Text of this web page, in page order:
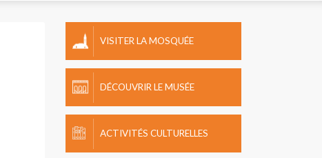
VISITER LA MOSQUÉE
DÉCOUVRIR LE MUSÉE
ACTIVITÉS CULTURELLES